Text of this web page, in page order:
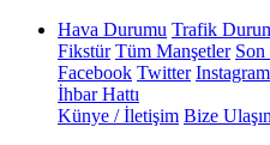
Hava Durumu Trafik
Fikstür Tüm Manşetler
Facebook Twitter Instagram
İhbar Hattı
Künye / İletişim Bize Ulaşın